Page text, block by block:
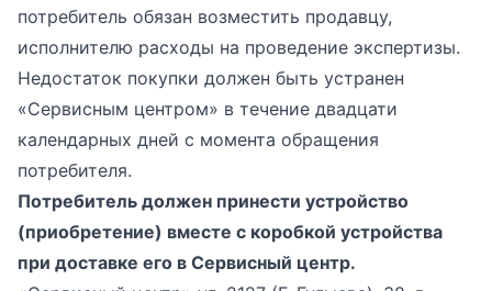
потребитель обязан возместить продавцу,
исполнителю расходы на проведение экспертизы.
Недостаток покупки должен быть устранен
«Сервисным центром» в течение двадцати
календарных дней с момента обращения
потребителя.
Потребитель должен принести устройство
(приобретение) вместе с коробкой устройства
при доставке его в Сервисный центр.